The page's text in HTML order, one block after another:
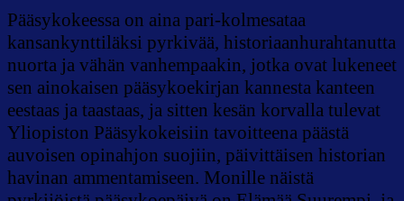
Pääsykokeessa on aina pari-kolmesataa
kansankynttiläksi pyrkivää, historiaanhurahtanutta
nuorta ja vähän vanhempaakin, jotka ovat lukeneet
sen ainokaisen pääsykoekirjan kannesta kanteen
eestaas ja taastaas, ja sitten kesän korvalla tulevat
Yliopiston Pääsykokeisiin tavoitteena päästä
auvoisen opinahjon suojiin, päivittäisen historian
havinan ammentamiseen. Monille näistä